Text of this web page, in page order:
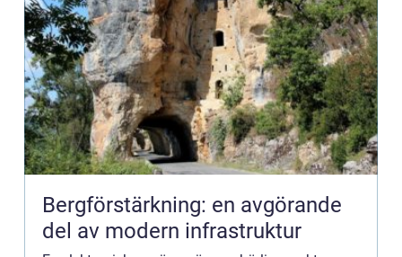
Bergförstärkning: en avgörande
del av modern infrastruktur